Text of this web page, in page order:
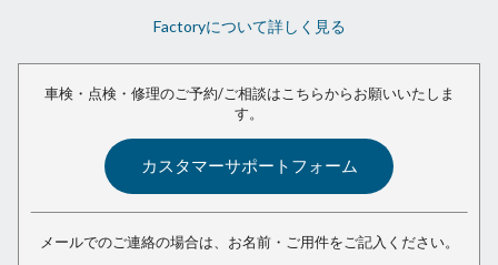
Factoryについて詳しく見る
車検・点検・修理のご予約/ご相談は こちらからお願いいたしま
す。
カスタマーサポートフォーム
メールでのご連絡の場合は、 お名前・ご用件をご記入ください。